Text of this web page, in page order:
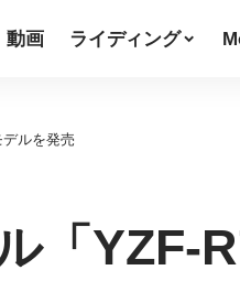
動画 ライディング
ルを発売
「YZF-